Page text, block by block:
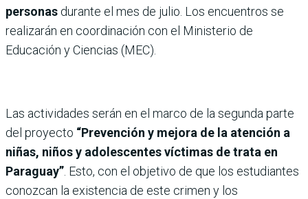
personas durante el mes de julio. Los encuentros se
realizarán en coordinación con el Ministerio de
Educación y Ciencias (MEC).
Las actividades serán en el marco de la segunda parte
del proyecto “Prevención y mejora de la atención a
niñas, niños y adolescentes víctimas de trata en
Paraguay” . Esto, con el objetivo de que los estudiantes
conozcan la existencia de este crimen y los